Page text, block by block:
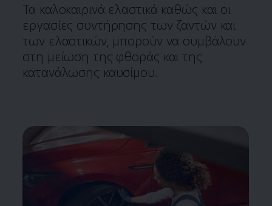
Τα καλοκαιρινά ελαστικά καθώς και οι
εργασίες συντήρησης των ζαντών και
των ελαστικών, μπορούν να συμβάλουν
στη μείωση της φθοράς και της
κατανάλωσης καυσίμου.